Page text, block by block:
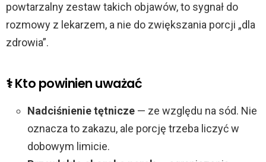
powtarzalny zestaw takich objawów, to sygnał do
rozmowy z lekarzem, a nie do zwiększania porcji „dla
zdrowia”.
⚕️ Kto powinien uważać
Nadciśnienie tętnicze — ze względu na sód. Nie
oznacza to zakazu, ale porcję trzeba liczyć w
dobowym limicie.